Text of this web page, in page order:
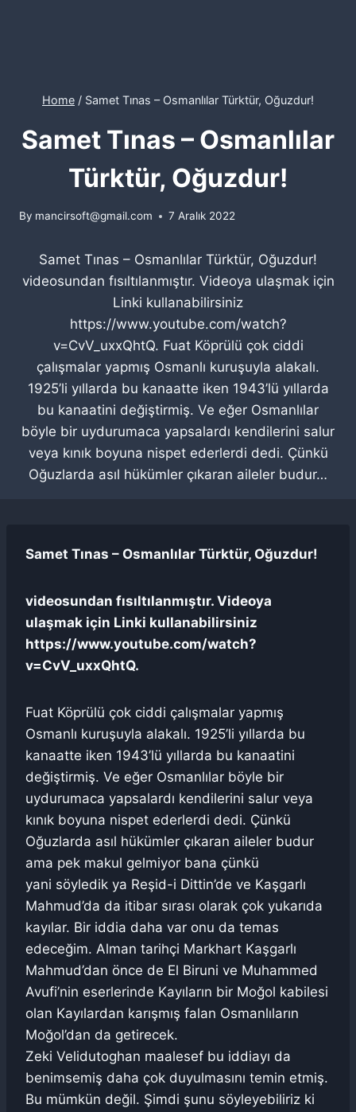
Home / Samet Tınas – Osmanlılar Türktür, Oğuzdur!
Samet Tınas – Osmanlılar
Türktür, Oğuzdur!
By mancirsoft@gmail.com 7 Aralık 2022
Samet Tınas – Osmanlılar Türktür, Oğuzdur!
videosundan fısıltılanmıştır. Videoya ulaşmak için
Linki kullanabilirsiniz
https://www.youtube.com/watch?
v=CvV_uxxQhtQ. Fuat Köprülü çok ciddi
çalışmalar yapmış Osmanlı kuruşuyla alakalı.
1925’li yıllarda bu kanaatte iken 1943’lü yıllarda
bu kanaatini değiştirmiş. Ve eğer Osmanlılar
böyle bir uydurumaca yapsalardı kendilerini salur
veya kınık boyuna nispet ederlerdi dedi. Çünkü
Oğuzlarda asıl hükümler çıkaran aileler budur…
Samet Tınas – Osmanlılar Türktür, Oğuzdur!
videosundan fısıltılanmıştır. Videoya
ulaşmak için Linki kullanabilirsiniz
https://www.youtube.com/watch?
v=CvV_uxxQhtQ.
Fuat Köprülü çok ciddi çalışmalar yapmış
Osmanlı kuruşuyla alakalı. 1925’li yıllarda bu
kanaatte iken 1943’lü yıllarda bu kanaatini
değiştirmiş. Ve eğer Osmanlılar böyle bir
uydurumaca yapsalardı kendilerini salur veya
kınık boyuna nispet ederlerdi dedi. Çünkü
Oğuzlarda asıl hükümler çıkaran aileler budur
ama pek makul gelmiyor bana çünkü
yani söyledik ya Reşid-i Dittin’de ve Kaşgarlı
Mahmud’da da itibar sırası olarak çok yukarıda
kayılar. Bir iddia daha var onu da temas
edeceğim. Alman tarihçi Markhart Kaşgarlı
Mahmud’dan önce de El Biruni ve Muhammed
Avufi’nin eserlerinde Kayıların bir Moğol kabilesi
olan Kayılardan karışmış falan Osmanlıların
Moğol’dan da getirecek.
Zeki Velidutoghan maalesef bu iddiayı da
benimsemiş daha çok duyulmasını temin etmiş.
Bu mümkün değil. Şimdi şunu söyleyebiliriz ki